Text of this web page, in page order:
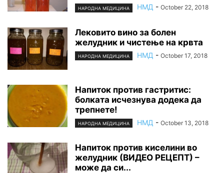
НАРОДНА МЕДИЦИНА НМД - October 22, 2018
Лековито вино за болен
желудник и чистење на крвта
НАРОДНА МЕДИЦИНА НМД - October 17, 2018
Напиток против гастритис:
болката исчезнува додека да
трепнете!
НАРОДНА МЕДИЦИНА НМД - October 13, 2018
Напиток против киселини во
желудник (ВИДЕО РЕЦЕПТ) –
може да си...